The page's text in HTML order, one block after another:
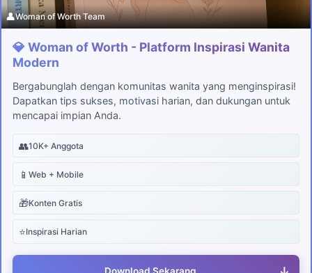
👤Woman of Worth Team
💎 Woman of Worth - Platform Inspirasi Wanita
Modern
Bergabunglah dengan komunitas wanita yang menginspirasi!
Dapatkan tips sukses, motivasi harian, dan dukungan untuk
mencapai impian Anda.
👥10K+ Anggota
📱 Web + Mobile
🎁Konten Gratis
⭐Inspirasi Harian